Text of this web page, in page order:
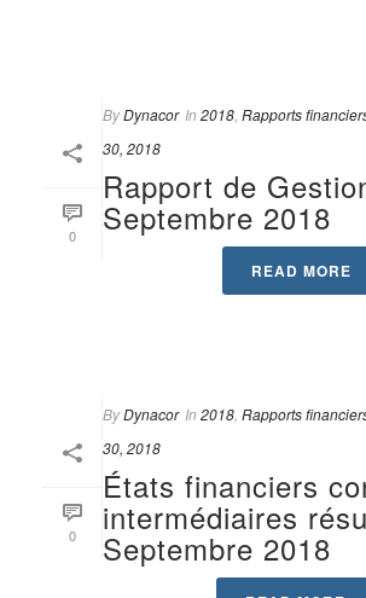
0
ByDynacor In 2018 Rapports
30, 2018
Rapport de
Septembre 2018
READ MORE
0
ByDynacor In 2018 Rapports
30, 2018
États financiers
intermédiaires
Septembre 2018